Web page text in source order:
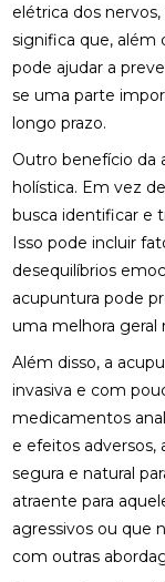
elétrica dos
significa que, além
pode ajudar a
se uma parte
longo prazo.
Outro benefício da
holística. Em vez
busca identificar e
Isso pode incluir
desequilíbrios
acupuntura pode
uma melhora geral
Além disso, a
invasiva e com
medicamentos
e efeitos adversos,
segura e natural
atraente para
agressivos ou que
com outras
COMO ESCOLHER A PALMILHA IDEAL PARA PÉ
CHATO E
COMO ESCOLHER O MELHOR ACUPUNTURISTA
PARA SUAS
COMO ESCOLHER O MELHOR ACUPUNTURISTA
PARA VOCÊ
COMO FUNCIONA A CONSULTA COM UM
COMO MELHORAR O ATENDIMENTO DA SUA
CLÍNICA?
COMO
CONSULTA
DESCUBRA A ACUPUNTURA RJ: BENEFÍCIOS E
DESCUBRA COMO A PALMILHA PARA FASCITE
PLANTAR PODE